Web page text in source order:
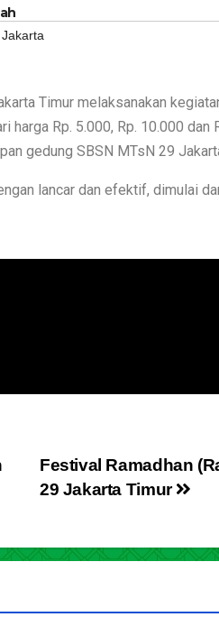
Jakarta
Timur melaksanakan
harga Rp. 5.000, Rp. 10.000
gedung SBSN MTsN 29
lancar dan efektif, dimulai
Festival Ramadhan
29 Jakarta Timur